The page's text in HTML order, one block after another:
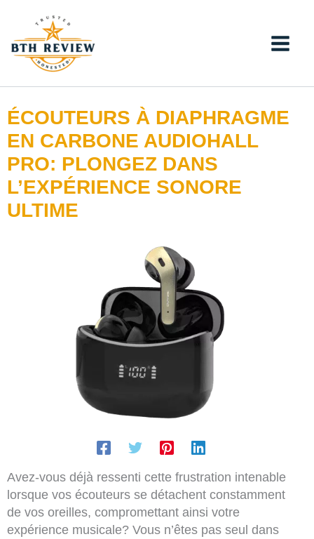
contenu
ÉCOUTEURS À DIAPHRAGME
EN CARBONE AUDIOHALL
PRO: PLONGEZ DANS
L’EXPÉRIENCE SONORE
ULTIME
Avez-vous déjà ressenti cette frustration intenable
lorsque vos écouteurs se détachent constamment
de vos oreilles, compromettant ainsi votre
expérience musicale? Vous n’êtes pas seul dans